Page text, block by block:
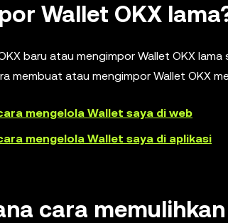
Wallet OKX
baru atau mengimpor Wallet OKX
membuat atau mengimpor Wallet OKX
mengelola Wallet saya di web
mengelola Wallet saya di aplikasi
cara